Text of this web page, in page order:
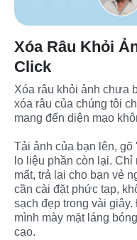
Xóa Râu Khỏi
Click
Xóa râu khỏi ảnh chưa
xóa râu của chúng tôi
mang đến diện mạo
Tải ảnh của bạn lên, gõ
lo liệu phần còn lại.
mất, trả lại cho bạn vẻ
cần cài đặt phức tạp,
sạch đẹp trong vài
mình mày mặt láng
cạo.